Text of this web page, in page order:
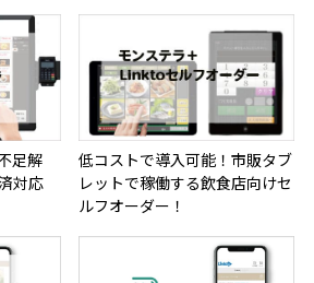
足解
対応
低コストで導入可能！市販タブ
レットで稼働する飲食店向けセ
ルフオーダー！